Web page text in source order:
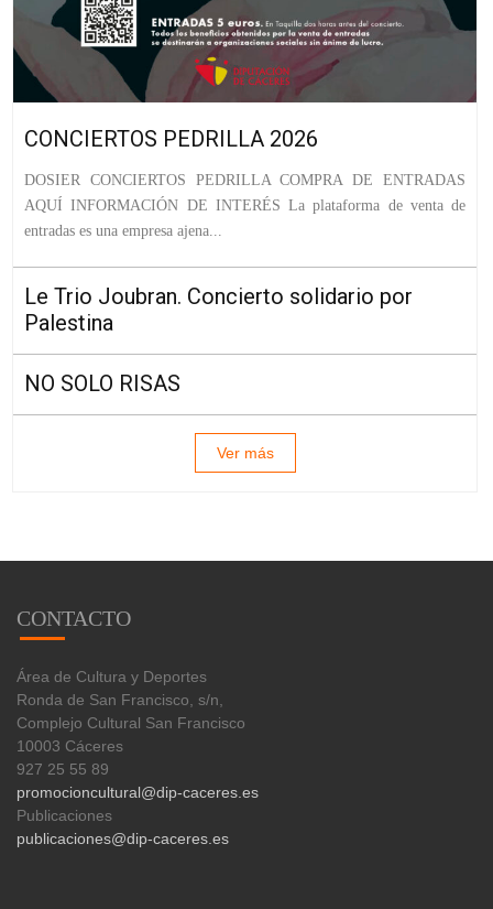
CONCIERTOS PEDRILLA 2026
DOSIER CONCIERTOS PEDRILLA COMPRA DE ENTRADAS
AQUÍ INFORMACIÓN DE INTERÉS La plataforma de venta de
entradas es una empresa ajena...
Le Trio Joubran. Concierto solidario por
Palestina
NO SOLO RISAS
Ver más
CONTACTO
Área de Cultura y Deportes
Ronda de San Francisco, s/n,
Complejo Cultural San Francisco
10003 Cáceres
927 25 55 89
promocioncultural@dip-caceres.es
Publicaciones
publicaciones@dip-caceres.es